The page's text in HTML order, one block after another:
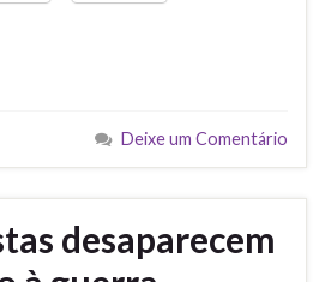
Deixe um Comentário
desaparecem